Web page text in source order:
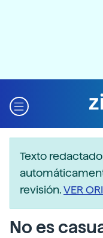
Texto
revisión.VER
No es